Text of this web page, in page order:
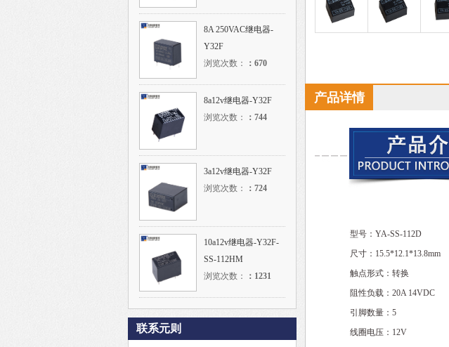
8A 250VAC继电器-
Y32F
浏览次数：
： 670
8a12v继电器-Y32F
浏览次数：
： 744
3a12v继电器-Y32F
浏览次数：
： 724
10a12v继电器-Y32F-
SS-112HM
浏览次数：
： 1231
联系元则
产品详情
型号：YA-SS-112D
尺寸：15.5*12.1*13.8mm
触点形式：转换
阻性负载：20A 14VDC
引脚数量：5
线圈电压：12V